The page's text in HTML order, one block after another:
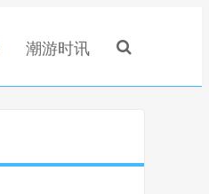
潮游时讯